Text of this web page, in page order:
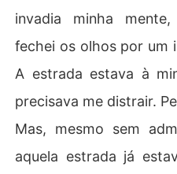
invadia minha
fechei os olhos por um
A estrada estava à
precisava me distrair.
Mas, mesmo sem
aquela estrada já